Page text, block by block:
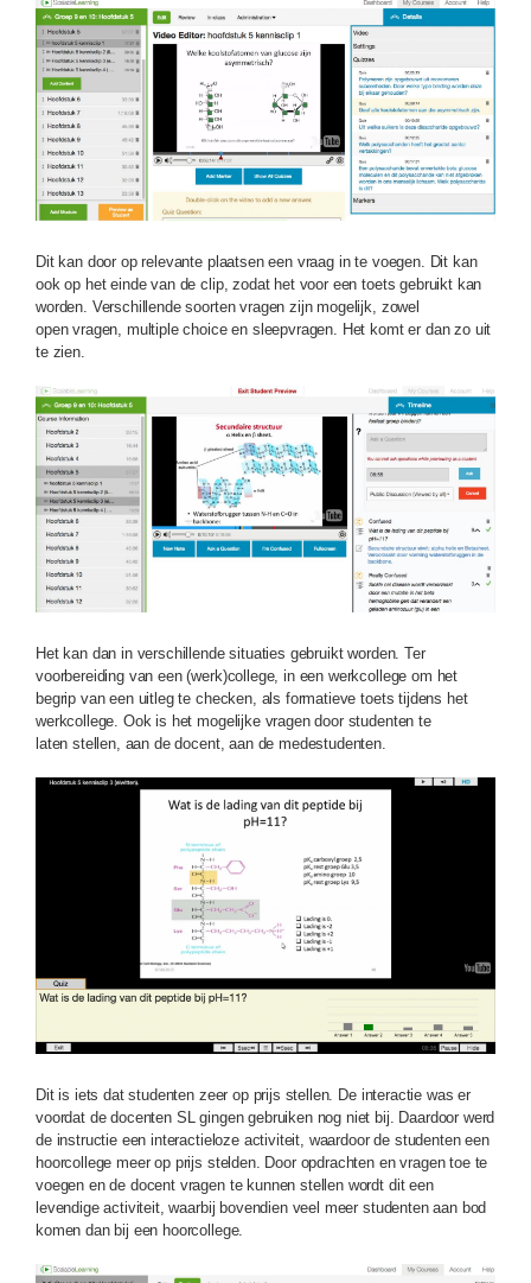
Dit kan door op relevante plaatsen een vraag in te voegen. Dit kan
ook op het einde van de clip, zodat het voor een toets gebruikt kan
worden. Verschillende soorten vragen zijn mogelijk, zowel
open vragen, multiple choice en sleepvragen. Het komt er dan zo uit
te zien.
Het kan dan in verschillende situaties gebruikt worden. Ter
voorbereiding van een (werk)college, in een werkcollege om het
begrip van een uitleg te checken, als formatieve toets tijdens het
werkcollege. Ook is het mogelijke vragen door studenten te
laten stellen, aan de docent, aan de medestudenten.
Dit is iets dat studenten zeer op prijs stellen. De interactie was er
voordat de docenten SL gingen gebruiken nog niet bij. Daardoor werd
de instructie een interactieloze activiteit, waardoor de studenten een
hoorcollege meer op prijs stelden. Door opdrachten en vragen toe te
voegen en de docent vragen te kunnen stellen wordt dit een
levendige activiteit, waarbij bovendien veel meer studenten aan bod
komen dan bij een hoorcollege.